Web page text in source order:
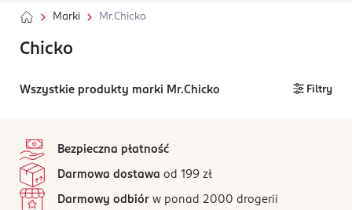
Marki Mr.Chicko
Chicko
Wszystkie produkty marki Mr.Chicko Filtry
Bezpieczna płatność
Darmowa dostawa od 199 zł
Darmowy odbiór w ponad 2000 drogerii